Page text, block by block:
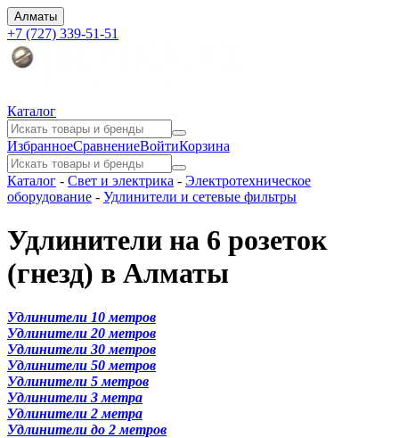
Алматы
+7 (727) 339-51-51
Каталог
ИзбранноеСравнениеВойтиКорзина
Каталог - Свет и электрика - Электротехническое
оборудование - Удлинители и сетевые фильтры
Удлинители на 6 розеток
(гнезд) в Алматы
Удлинители 10 метров
Удлинители 20 метров
Удлинители 30 метров
Удлинители 50 метров
Удлинители 5 метров
Удлинители 3 метра
Удлинители 2 метра
Удлинители до 2 метров